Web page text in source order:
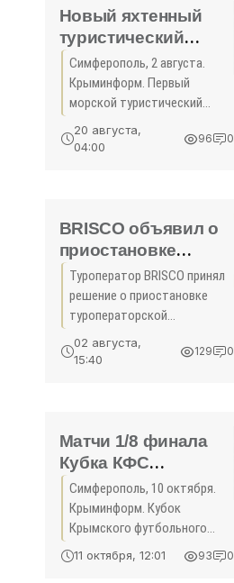
планируется провести
Новый яхтенный
туристический
маршрут связал
Крым с
Краснодарским
краем - «Туризм
Крыма»
Симферополь, 2 августа.
Крыминформ. Первый
морской туристический
маршрут общей
протяженностью в 360 км
служба министерства
20 августа,
04:00
96 0
BRISCO объявил о
приостановке
деятельности -
«Новости Туризма»
Туроператор BRISCO принял
решение о приостановке
туроператорской
деятельности в сфере
международного выездного
официальном сайте
компании. В
02 августа,
15:40
129 0
Матчи 1/8 финала
Кубка КФС
состоятся сегодня -
«Туризм Крыма»
Симферополь, 10 октября.
Крыминформ. Кубок
Крымского футбольного
союза сезона-2018/2019
стартует сегодня пятью
11 октября, 12:01 93 0